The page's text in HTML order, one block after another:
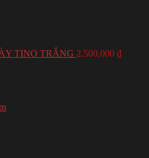
TINO TRẮNG 2,500,000 ₫